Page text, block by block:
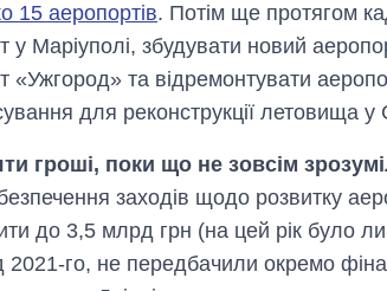
15 аеропортів. Потім ще протягом
у Маріуполі, збудувати новий
«Ужгород» та відремонтувати
для реконструкції летовища у
гроші, поки що не зовсім
заходів щодо розвитку
до 3,5 млрд грн (на цей рік було
2021-го, не передбачили окремо